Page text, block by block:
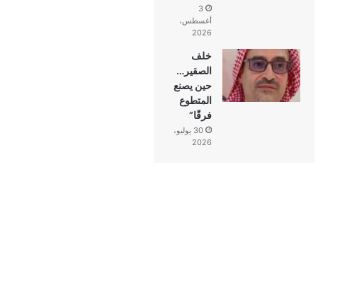
3
أغسطس،
2026
خلف
الصقير…
حين يصنع
المتطوع
فرقًا”
30 يوليو،
2026